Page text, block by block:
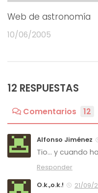
Web de astronomía
10/06/2005
12 RESPUESTAS
Comentarios 12
Alfonso Jiménez
Tio… y cuando
Responder
O.k.,o.k.!
21/09/